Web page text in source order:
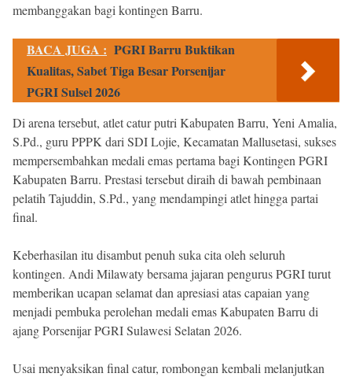
membanggakan bagi kontingen Barru.
BACA JUGA : PGRI Barru Buktikan
Kualitas, Sabet Tiga Besar Porsenijar
PGRI Sulsel 2026
Di arena tersebut, atlet catur putri Kabupaten Barru, Yeni Amalia,
S.Pd., guru PPPK dari SDI Lojie, Kecamatan Mallusetasi, sukses
mempersembahkan medali emas pertama bagi Kontingen PGRI
Kabupaten Barru. Prestasi tersebut diraih di bawah pembinaan
pelatih Tajuddin, S.Pd., yang mendampingi atlet hingga partai
final.
Keberhasilan itu disambut penuh suka cita oleh seluruh
kontingen. Andi Milawaty bersama jajaran pengurus PGRI turut
memberikan ucapan selamat dan apresiasi atas capaian yang
menjadi pembuka perolehan medali emas Kabupaten Barru di
ajang Porsenijar PGRI Sulawesi Selatan 2026.
Usai menyaksikan final catur, rombongan kembali melanjutkan